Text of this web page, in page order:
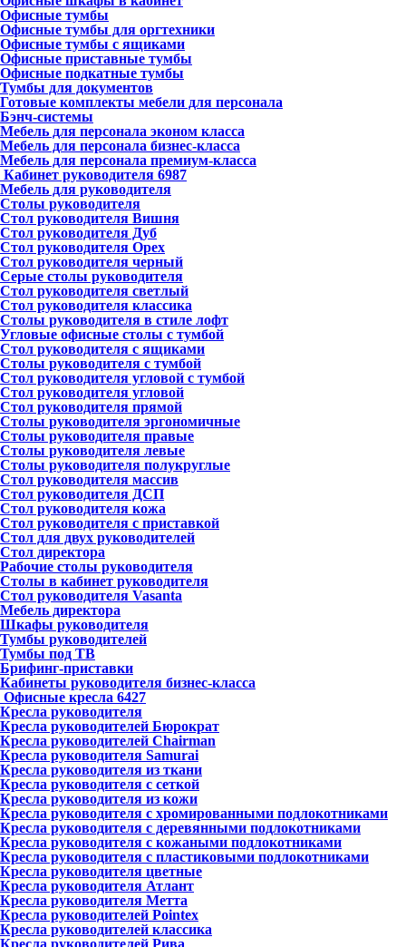
Офисные тумбы
Офисные тумбы для оргтехники
Офисные тумбы с ящиками
Офисные приставные тумбы
Офисные подкатные тумбы
Тумбы для документов
Готовые комплекты мебели для персонала
Бэнч-системы
Мебель для персонала эконом класса
Мебель для персонала бизнес-класса
Мебель для персонала премиум-класса
Кабинет руководителя 6987
Мебель для руководителя
Столы руководителя
Стол руководителя Вишня
Стол руководителя Дуб
Стол руководителя Орех
Стол руководителя черный
Серые столы руководителя
Стол руководителя светлый
Стол руководителя классика
Столы руководителя в стиле лофт
Угловые офисные столы с тумбой
Стол руководителя с ящиками
Столы руководителя с тумбой
Стол руководителя угловой с тумбой
Стол руководителя угловой
Стол руководителя прямой
Столы руководителя эргономичные
Столы руководителя правые
Столы руководителя левые
Столы руководителя полукруглые
Стол руководителя массив
Стол руководителя ДСП
Стол руководителя кожа
Стол руководителя с приставкой
Стол для двух руководителей
Стол директора
Рабочие столы руководителя
Столы в кабинет руководителя
Стол руководителя Vasanta
Мебель директора
Шкафы руководителя
Тумбы руководителей
Тумбы под ТВ
Брифинг-приставки
Кабинеты руководителя бизнес-класса
Офисные кресла 6427
Кресла руководителя
Кресла руководителей Бюрократ
Кресла руководителей Chairman
Кресла руководителя Samurai
Кресла руководителя из ткани
Кресла руководителя с сеткой
Кресла руководителя из кожи
Кресла руководителя с хромированными подлокотниками
Кресла руководителя с деревянными подлокотниками
Кресла руководителя с кожаными подлокотниками
Кресла руководителя с пластиковыми подлокотниками
Кресла руководителя цветные
Кресла руководителя Атлант
Кресла рyководителя Метта
Кресла руководителей Pointex
Кресла руководителей классика
Кресла руководителей Рива